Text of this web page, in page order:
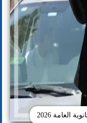
العامة 2026